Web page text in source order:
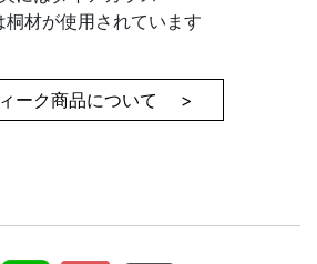
桐材が使用されています
ーク商品について >